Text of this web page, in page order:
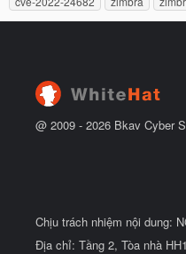
ắ
t
ẻ
@ 2009 - 2026 Bkav Cyber
Chịu trách nhiệm nội dung:
Địa chỉ: Tầng 2, Tòa nhà